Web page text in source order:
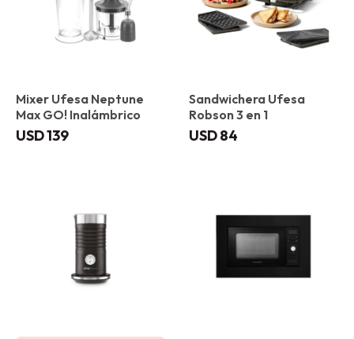
Mixer Ufesa Neptune
Max GO! Inalámbrico
USD139
Sandwichera Ufesa
Robson 3 en 1
USD84